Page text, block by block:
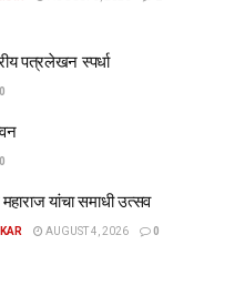
पत्रलेखन स्पर्धा
0
0
यांचा समाधी उत्सव
AUGUST 4, 2026 0